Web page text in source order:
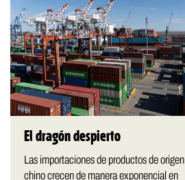
El dragón despierto
Las importaciones de productos de origen
chino crecen de manera exponencial en
«La reforma
siglo XIX»